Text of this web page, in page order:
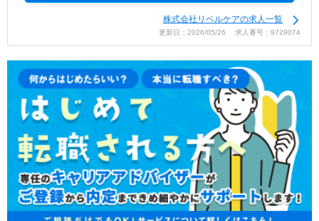
株式会社リベルケアの求人一覧
更新日：2026/05/26 求人番号：9729074